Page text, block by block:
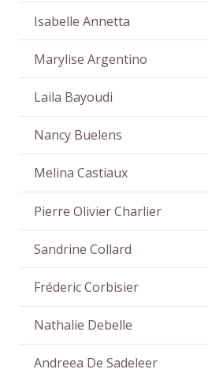
Isabelle Annetta
Marylise Argentino
Laila Bayoudi
Nancy Buelens
Melina Castiaux
Pierre Olivier Charlier
Sandrine Collard
Fréderic Corbisier
Nathalie Debelle
Andreea De Sadeleer